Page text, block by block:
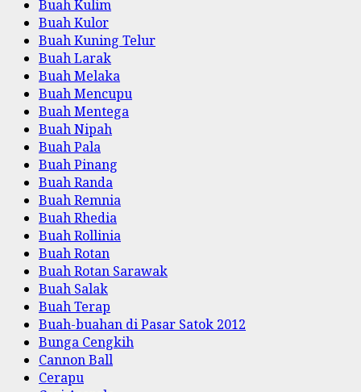
Buah Kulim
Buah Kulor
Buah Kuning Telur
Buah Larak
Buah Melaka
Buah Mencupu
Buah Mentega
Buah Nipah
Buah Pala
Buah Pinang
Buah Randa
Buah Remnia
Buah Rhedia
Buah Rollinia
Buah Rotan
Buah Rotan Sarawak
Buah Salak
Buah Terap
Buah-buahan di Pasar Satok 2012
Bunga Cengkih
Cannon Ball
Cerapu